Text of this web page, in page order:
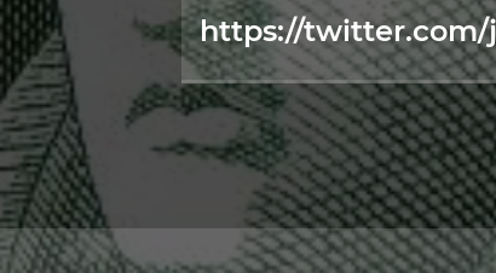
https://twitter.com/